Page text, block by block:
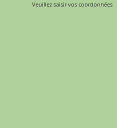
Veuillez saisir vos coordonnées